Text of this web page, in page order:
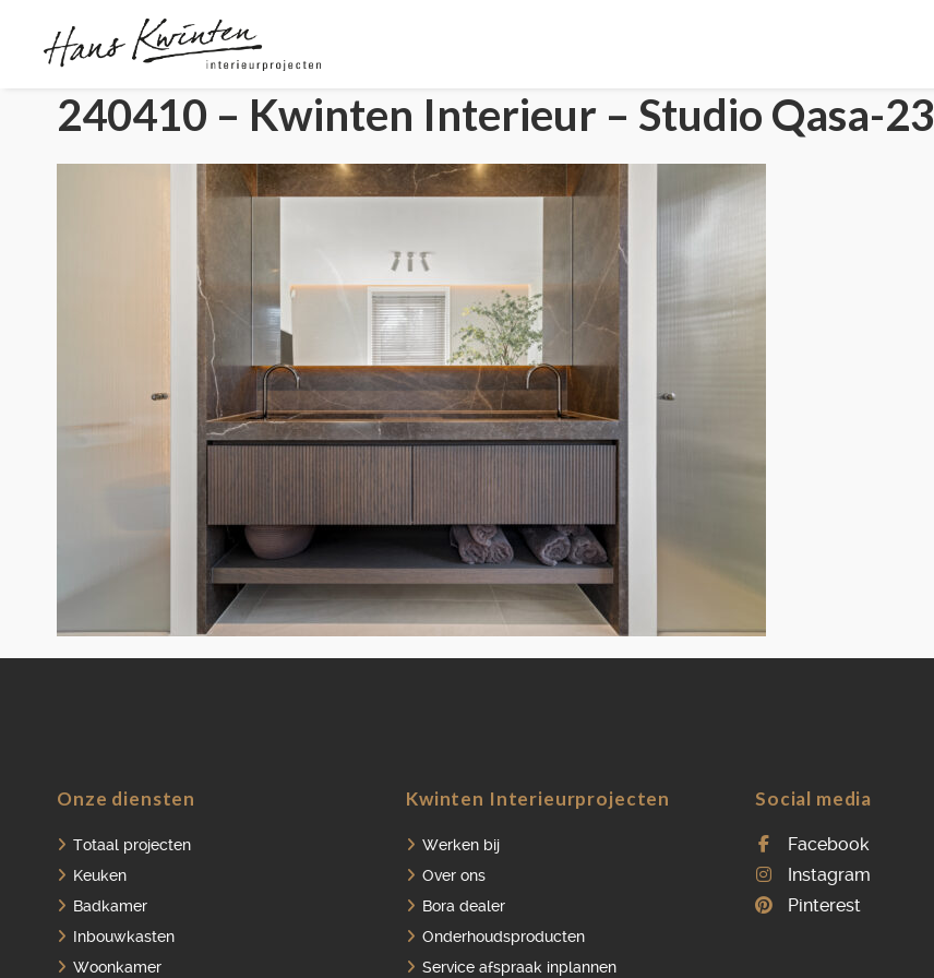
240410 – Kwinten Interieur – Studio Qasa-23
Onze diensten
Totaal projecten
Keuken
Badkamer
Inbouwkasten
Woonkamer
Kwinten Interieurprojecten
Werken bij
Over ons
Bora dealer
Onderhoudsproducten
Service afspraak inplannen
Social media
Facebook
Instagram
Pinterest
VACATURES
ONDERHOUDSPRODUCTEN
SERVICE AFSPRAAK INPLANNEN